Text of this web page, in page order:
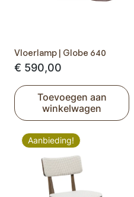
Vloerlamp | Globe 640
€ 590,00
Toevoegen aan
winkelwagen
Aanbieding!